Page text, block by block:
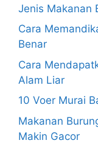
Jenis Makanan
Cara
Benar
Cara
Alam Liar
10 Voer Murai
Makanan
Makin Gacor